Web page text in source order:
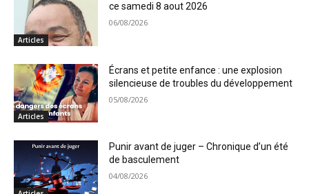
Articles
ce samedi 8 aout 2026
06/08/2026
Articles
Écrans et petite enfance : une explosion
silencieuse de troubles du développement
05/08/2026
Punir avant de juger – Chronique d’un été
de basculement
04/08/2026